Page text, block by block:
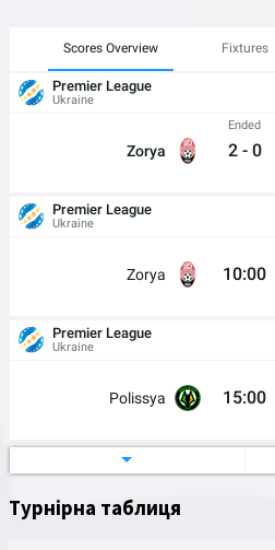
Scores Overview Fixtures
Premier League
Ukraine
Zorya
Ended
2 - 0
Premier League
Ukraine
Zorya 10:00
Premier League
Ukraine
Polissya 15:00
Ukrainian Cup
Ukraine
Турнірна таблиця